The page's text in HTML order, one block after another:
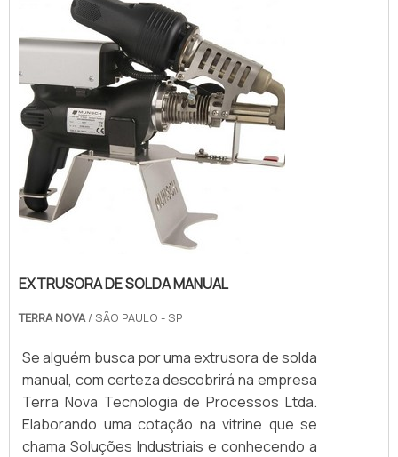
EXTRUSORA DE SOLDA MANUAL
TERRA NOVA/ SÃO PAULO - SP
Se alguém busca por uma extrusora de solda
manual, com certeza descobrirá na empresa
Terra Nova Tecnologia de Processos Ltda.
Elaborando uma cotação na vitrine que se
chama Soluções Industriais e conhecendo a